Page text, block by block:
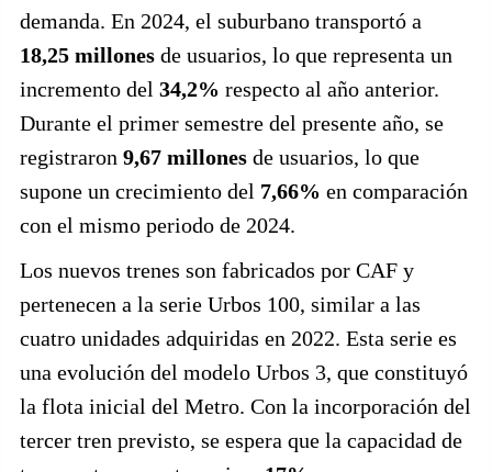
demanda. En 2024, el suburbano transportó a
18,25 millones de usuarios, lo que representa un
incremento del 34,2% respecto al año anterior.
Durante el primer semestre del presente año, se
registraron 9,67 millones de usuarios, lo que
supone un crecimiento del 7,66% en comparación
con el mismo periodo de 2024.
Los nuevos trenes son fabricados por CAF y
pertenecen a la serie Urbos 100, similar a las
cuatro unidades adquiridas en 2022. Esta serie es
una evolución del modelo Urbos 3, que constituyó
la flota inicial del Metro. Con la incorporación del
tercer tren previsto, se espera que la capacidad de